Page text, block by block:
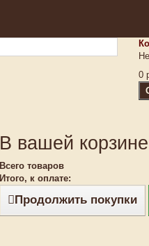
0
В вашей
Всего товаров
Итого, к оплате:
Продолжить покупки